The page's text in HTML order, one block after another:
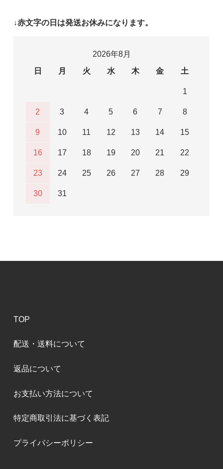
↓赤文字の日は発送お休みになります。
2026年8月
日
月 火 水 木 金 土
1
2 3 4 5 6 7 8
9 10 11 12 13 14 15
16 17 18 19 20 21 22
23 24 25 26 27 28 29
30 31
TOP
配送・送料について
返品について
お支払い方法について
特定商取引法に基づく表記
プライバシーポリシー